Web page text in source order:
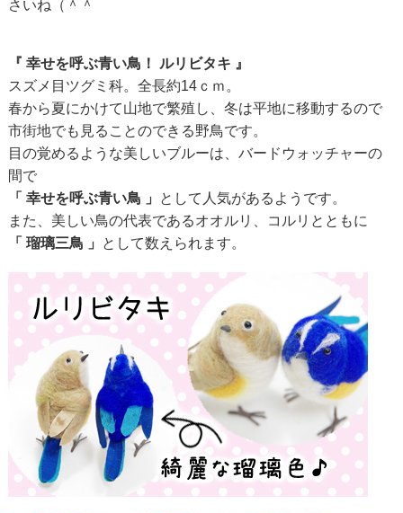
さいね（＾＾
『 幸せを呼ぶ青い鳥！ ルリビタキ 』
スズメ目ツグミ科。全長約14ｃｍ。
春から夏にかけて山地で繁殖し、冬は平地に移動するので
市街地でも見ることのできる野鳥です。
目の覚めるような美しいブルーは、バードウォッチャーの
間で
「 幸せを呼ぶ青い鳥 」
として人気があるようです。
また、美しい鳥の代表であるオオルリ、コルリとともに
「 瑠璃三鳥 」
として数えられます。